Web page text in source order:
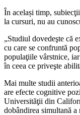
În același timp,
la cursuri, nu au
„Studiul dovedeşte că
cu care se confruntă
populaţiile vârstnice,
în ceea ce priveşte
Mai multe studii
are efecte cognitive
Universităţii din
dobândirea simultană